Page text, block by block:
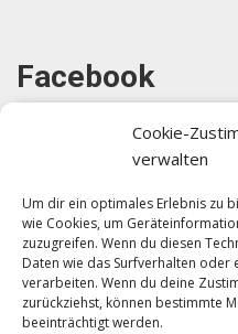
Cookie-
verwalten
Um dir ein optimales Erlebnis zu
wie Cookies, um
zuzugreifen. Wenn du diesen
Daten wie das Surfverhalten oder
verarbeiten. Wenn du deine
zurückziehst, können bestimmte
beeinträchtigt werden.
Facebook
Klicke auf "Ich
zu
Ich